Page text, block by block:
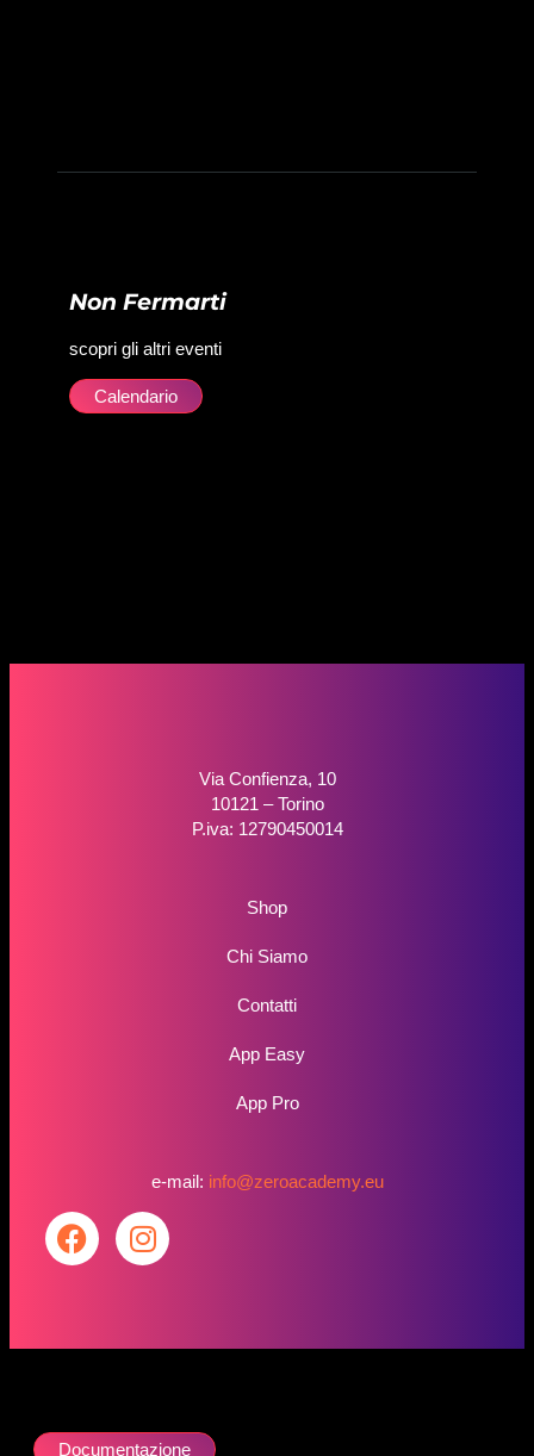
Non Fermarti
scopri gli altri eventi
Calendario
Via Confienza, 10
10121 – Torino
P.iva: 12790450014
Shop
Chi Siamo
Contatti
App Easy
App Pro
e-mail: info@zeroacademy.eu
Documentazione